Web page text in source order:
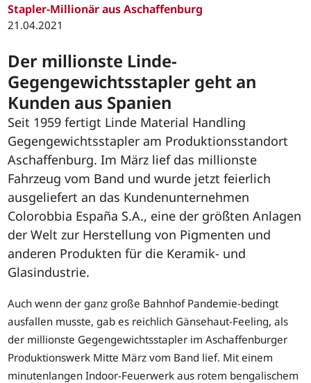
Stapler-Millionär aus Aschaffenburg
21.04.2021
Der millionste Linde-
Gegengewichtsstapler geht an
Kunden aus Spanien
Seit 1959 fertigt Linde Material Handling
Gegengewichtsstapler am Produktionsstandort
Aschaffenburg. Im März lief das millionste
Fahrzeug vom Band und wurde jetzt feierlich
ausgeliefert an das Kundenunternehmen
Colorobbia España S.A., eine der größten Anlagen
der Welt zur Herstellung von Pigmenten und
anderen Produkten für die Keramik- und
Glasindustrie.
Auch wenn der ganz große Bahnhof Pandemie-bedingt
ausfallen musste, gab es reichlich Gänsehaut-Feeling, als
der millionste Gegengewichtsstapler im Aschaffenburger
Produktionswerk Mitte März vom Band lief. Mit einem
minutenlangen Indoor-Feuerwerk aus rotem bengalischem